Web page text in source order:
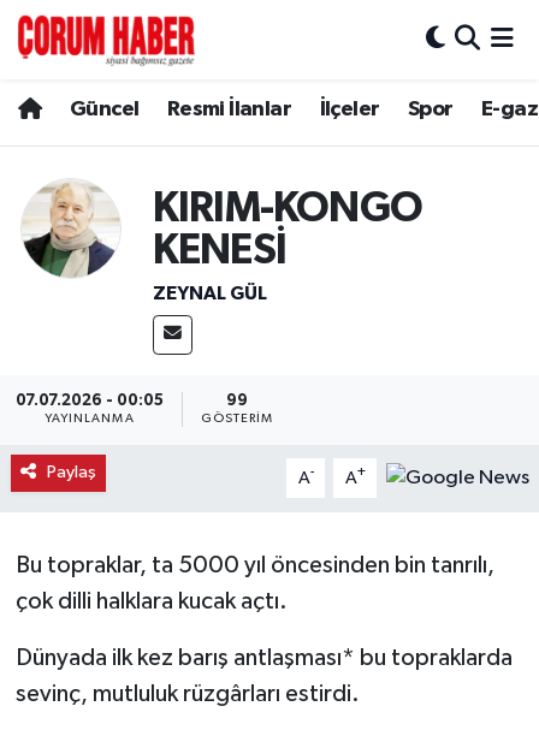
Güncel Resmi İlanlar İlçeler Spor E-
KIRIM-KONGO
KENESİ
ZEYNAL GÜL
07.07.2026 - 00:05
YAYINLANMA
99
GÖSTERIM
Paylaş A- A+
Bu topraklar, ta 5000 yıl öncesinden bin tanrılı,
çok dilli halklara kucak açtı.
Dünyada ilk kez barış antlaşması* bu topraklarda
sevinç, mutluluk rüzgârları estirdi.
Spor
Resmi İlanlar
Alaca
Boğazkale
Dodurga
Kargı
Mecitözü
Hava Durumu
Çorum Namaz Vakitleri
Trafik Durumu
Süper Lig Puan Durumu ve Fikstür
Tüm Manşetler
Son Dakika Haberleri